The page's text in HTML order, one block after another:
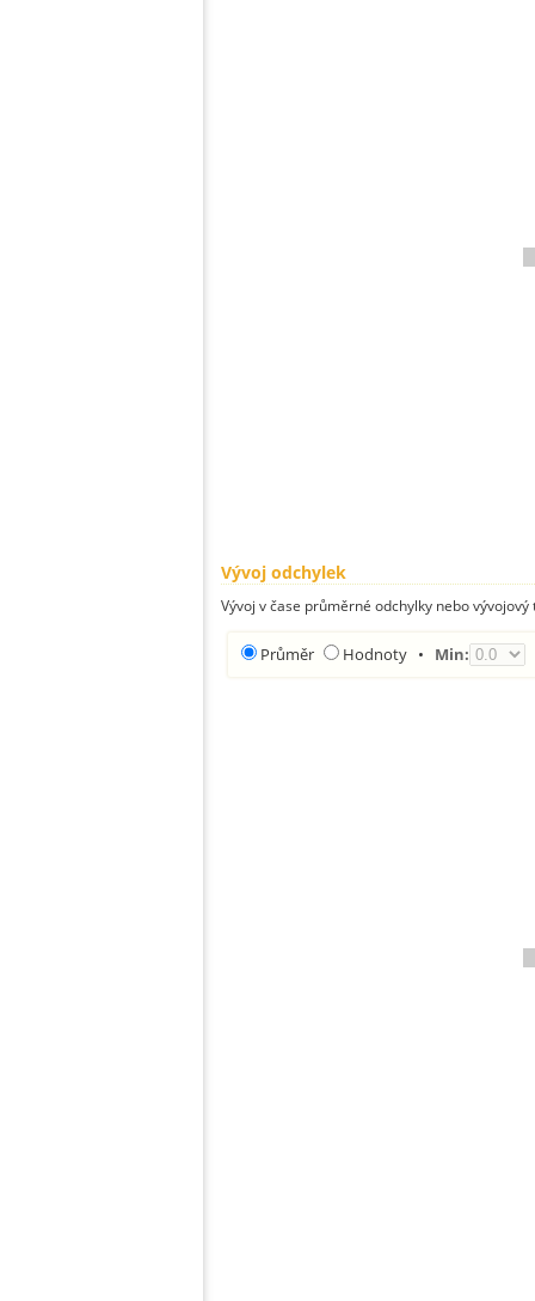
Vývoj odchylek
Vývoj v čase průměrné odchylky nebo
Průměr Hodnoty • Min: